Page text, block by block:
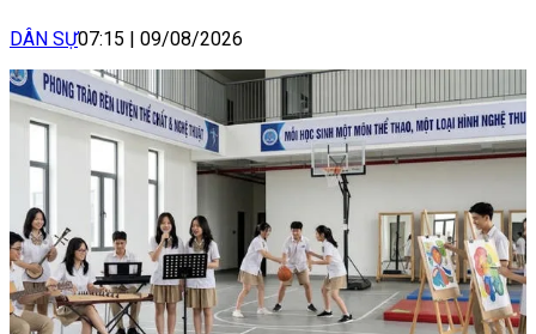
DÂN SỰ07:15 09/08/2026